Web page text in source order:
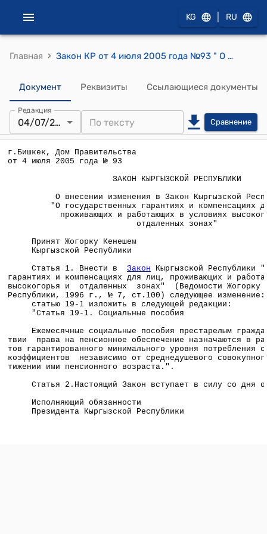
KG RU
Главная › Закон КР от 4 июля 2005 года №93 " О внесении изменения в Закон Кыргызской Республики "О государственных гарантиях и компенсациях для лиц, проживающих и работающих в условиях высокогорья и отдаленных зонах"
Документ Реквизиты Ссылающиеся документы
Редакция
04/07/2005 Сравнение